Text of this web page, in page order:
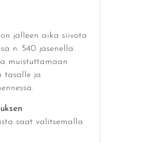
jälleen aika siivota
n. 540 jäsenellä.
muistuttamaan
tasalle ja
saat valitsemalla